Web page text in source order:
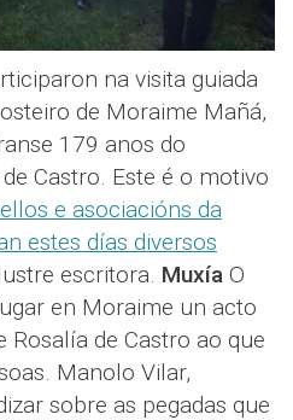
na visita guiada
de Moraime Mañá,
179 anos do
Castro. Este é o motivo
e asociacións da
estes días diversos
escritora. Muxía O
en Moraime un acto
de Castro ao que
Manolo Vilar,
sobre as pegadas que